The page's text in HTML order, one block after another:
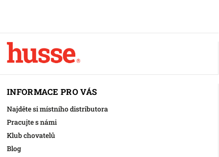
INFORMACE PRO VÁS
Najděte si místního distributora
Pracujte s námi
Klub chovatelů
Blog